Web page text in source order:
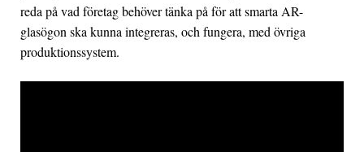
reda på vad företag behöver tänka på för att smarta AR-
glasögon ska kunna integreras, och fungera, med övriga
produktionssystem.